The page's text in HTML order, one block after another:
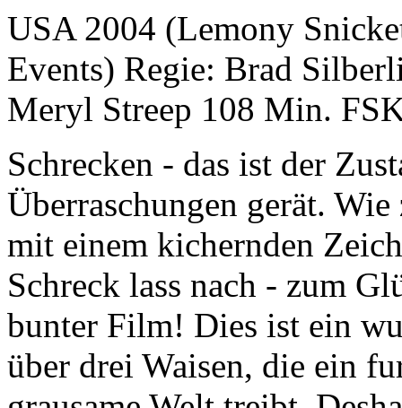
USA 2004 (Lemony
Events) Regie: Brad
Meryl Streep 108 Min.
Schrecken - das ist der
Überraschungen gerät.
mit einem kichernden
Schreck lass nach - zum
bunter Film! Dies ist ein
über drei Waisen, die ein